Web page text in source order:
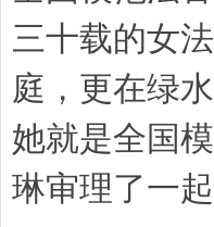
三十载的女
庭，更在绿
她就是全国
琳审理了一